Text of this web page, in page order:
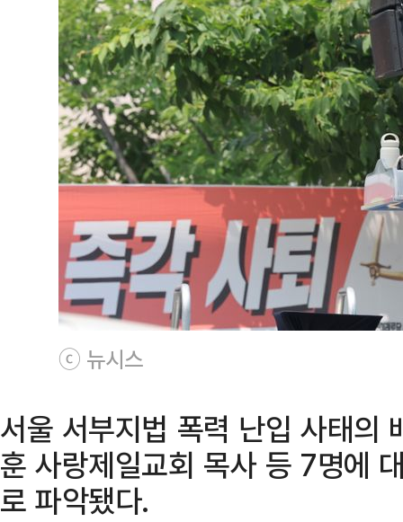
ⓒ 뉴시스
서울 서부지법 폭력 난입 사태의
훈 사랑제일교회 목사 등 7명에
로 파악됐다.